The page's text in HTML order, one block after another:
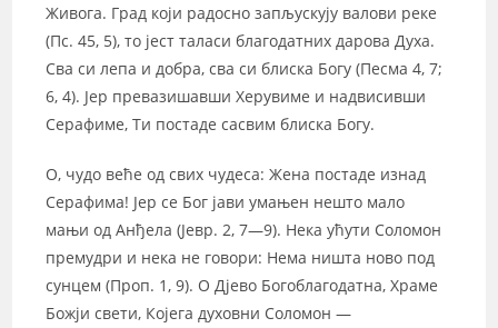
Живога. Град који радосно запљускују валови реке
(Пс. 45, 5), то јест таласи благодатних дарова Духа.
Сва си лепа и добра, сва си блиска Богу (Песма 4, 7;
6, 4). Јер превазишавши Херувиме и надвисивши
Серафиме, Ти постаде сасвим блиска Богу.
О, чудо веће од свих чудеса: Жена постаде изнад
Серафима! Јер се Бог јави умањен нешто мало
мањи од Анђела (Јевр. 2, 7—9). Нека ућути Соломон
премудри и нека не говори: Нема ништа ново под
сунцем (Проп. 1, 9). О Дјево Богоблагодатна, Храме
Божји свети, Којега духовни Соломон —